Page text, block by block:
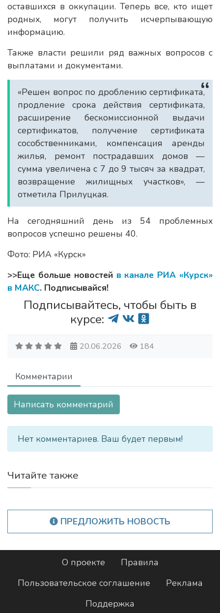
оставшихся в оккупации. Теперь все, кто ищет
родных, могут получить исчерпывающую
информацию.
Также власти решили ряд важных вопросов с
выплатами и документами.
«Решен вопрос по дроблению сертификата,
продление срока действия сертификата,
расширение бескомиссионной выдачи
сертификатов, получение сертификата
сособственниками, компенсация аренды
жилья, ремонт пострадавших домов —
сумма увеличена с 7 до 9 тысяч за квадрат,
возвращение жилищных участков», —
отметила Прилуцкая.
На сегодняшний день из 54 проблемных
вопросов успешно решены 40.
Фото: РИА «Курск»
>>Еще больше новостей в канале РИА «Курск»
в МАКС. Подписывайся!
Подписывайтесь, чтобы быть в
курсе:
20.06.2026 184
Комментарии
Написать комментарий
Нет комментариев. Ваш будет первым!
Читайте также
ПРЕДЛОЖИТЬ НОВОСТЬ
О проекте
Правила
Пользовательское соглашение
Реклама
Поддержка